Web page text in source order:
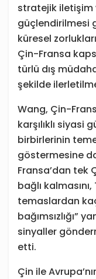
stratejik iletişim
güçlendirilmesi
küresel
Çin-Fransa
türlü dış
şekilde
Wang, Çin-
karşılıklı siyasi
birbirlerinin
göstermesine
Fransa’dan tek
bağlı
temaslardan
bağımsızlığı”
sinyaller
etti.
Çin ile